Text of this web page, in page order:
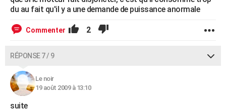
du au fait qu'il y a une demande de puissance anormale
Commenter 2
RÉPONSE 7 / 9
Le noir
19 août 2009 à 13:10
suite